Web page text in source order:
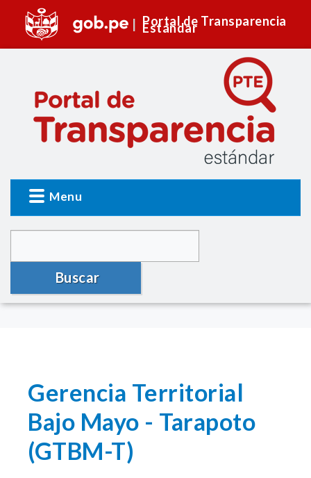
Portal de Transparencia
Estándar
Menu
Buscar
Gerencia Territorial
Bajo Mayo - Tarapoto
(GTBM-T)